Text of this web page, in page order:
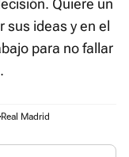
Quiere un
sus ideas y en el
para no fallar
Real Madrid